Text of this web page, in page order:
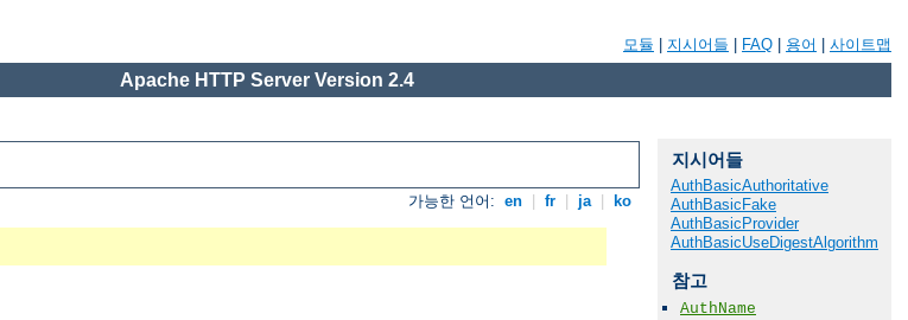
모듈 지시어들 FAQ 용어 사이트맵
Apache HTTP Server Version 2.4
가능한 언어: en fr ja ko
지시어들
AuthBasicAuthoritative
AuthBasicFake
AuthBasicProvider
AuthBasicUseDigestAlgorithm
참고
AuthName